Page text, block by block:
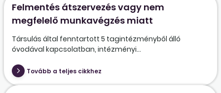
Felmentés átszervezés vagy nem
megfelelő munkavégzés miatt
Társulás által fenntartott 5 tagintézményből álló
óvodával kapcsolatban, intézményi...
Tovább a teljes cikkhez